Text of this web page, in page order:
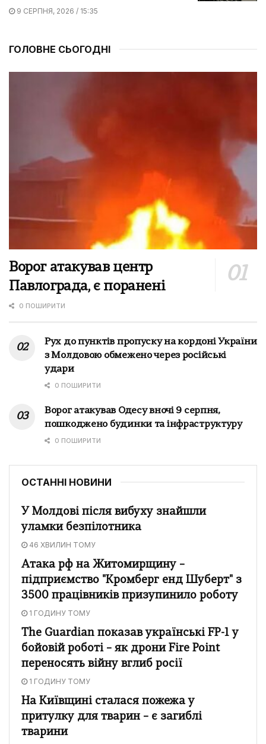
9 СЕРПНЯ, 2026 / 15:35
ГОЛОВНЕ СЬОГОДНІ
Ворог атакував центр
Павлограда, є поранені
0 ПОШИРИТИ
Рух до пунктів пропуску на кордоні України
з Молдовою обмежено через російські
удари
0 ПОШИРИТИ
Ворог атакував Одесу вночі 9 серпня,
пошкоджено будинки та інфраструктуру
0 ПОШИРИТИ
ОСТАННІ НОВИНИ
У Молдові після вибуху знайшли
уламки безпілотника
46 ХВИЛИН ТОМУ
Атака рф на Житомирщину –
підприємство "Кромберг енд Шуберт" з
3500 працівників призупинило роботу
1 ГОДИНУ ТОМУ
The Guardian показав українські FP-1 у
бойовій роботі – як дрони Fire Point
переносять війну вглиб росії
1 ГОДИНУ ТОМУ
На Київщині сталася пожежа у
притулку для тварин – є загиблі
тварини